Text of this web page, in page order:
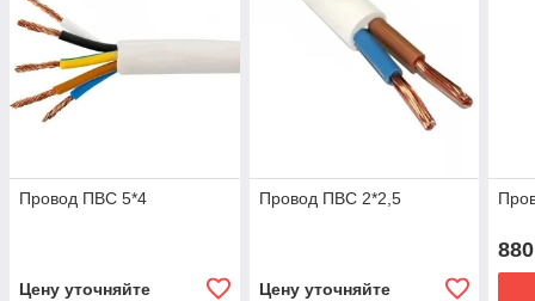
Провод ПВС 5*4
Цену уточняйте
Провод ПВС 2*2,5
Цену уточняйте
880